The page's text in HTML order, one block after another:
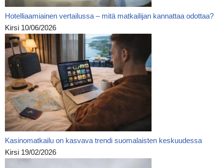
Hotelliaamiainen vertailussa – mitä matkailijan kannattaa odottaa?
Kirsi 10/06/2026
Kasinomatkailu on kasvava trendi suomalaisten keskuudessa
Kirsi 19/02/2026